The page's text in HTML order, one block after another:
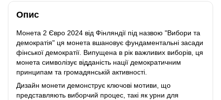
Опис
Монета 2 Євро 2024 від Фінляндії під назвою "Вибори та
демократія" ця монета вшановує фундаментальні засади
фінської демократії. Випущена в рік важливих виборів, ця
монета символізує відданість нації демократичним
принципам та громадянській активності.
Дизайн монети демонструє ключові мотиви, що
представляють виборчий процес, такі як урни для